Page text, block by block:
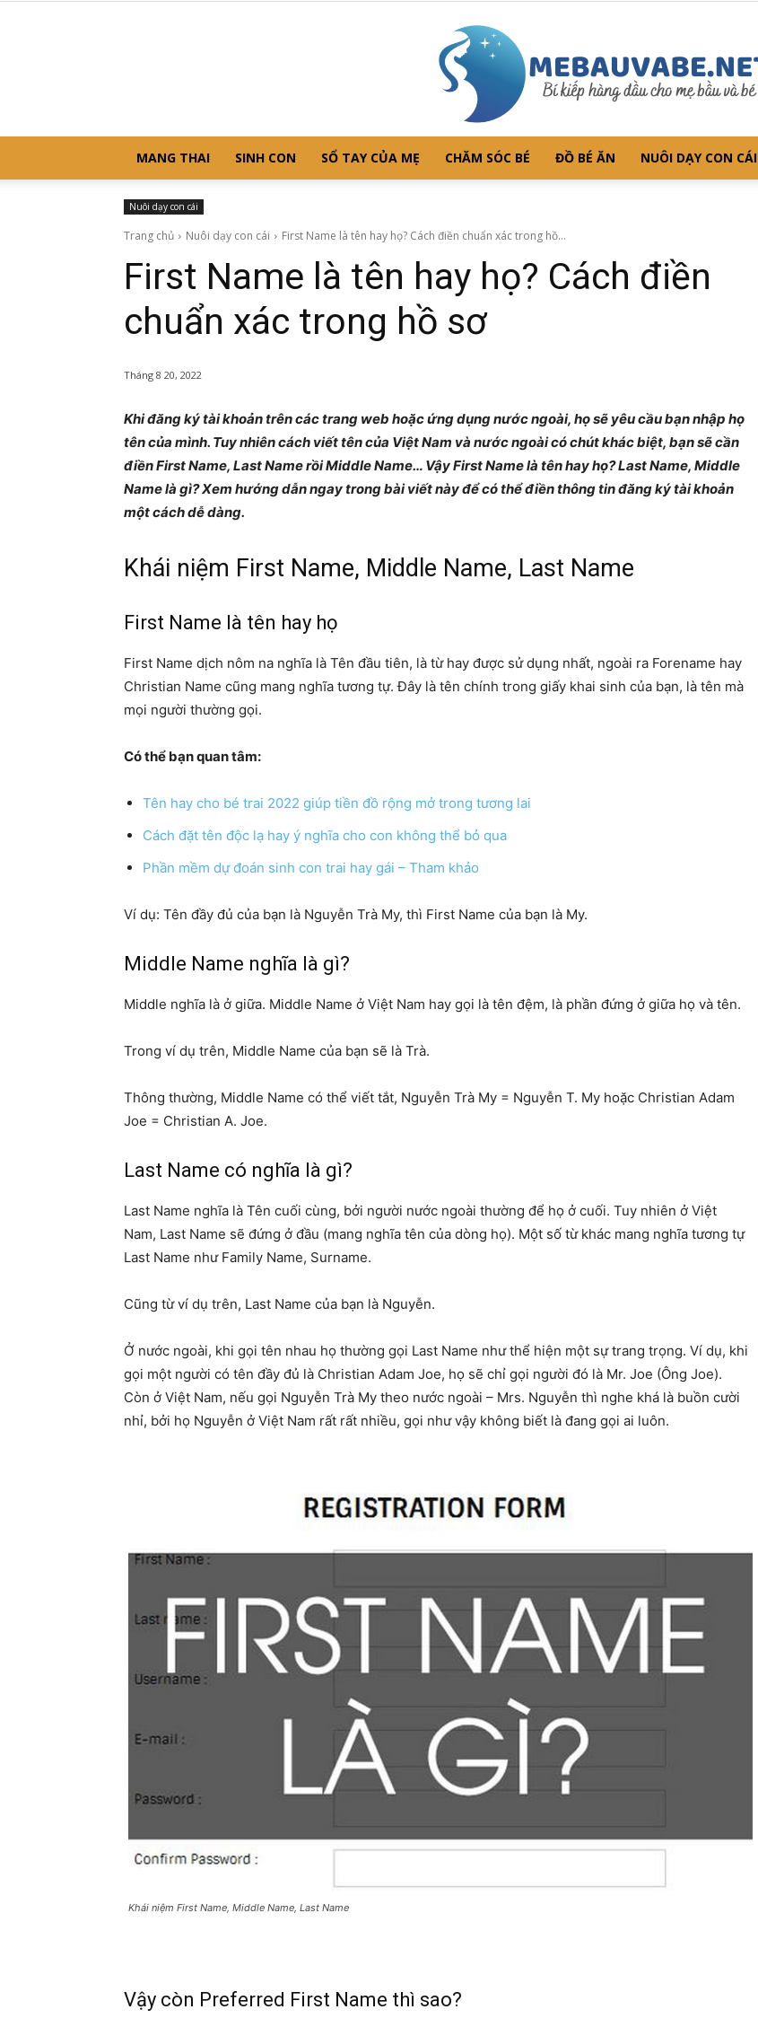
Chia
bí
đầu
mẹ
và
MANG THAI SINH CON SỔ TAY CỦA MẸ CHĂM SÓC BÉ ĐỒ BÉ ĂN NUÔI DẠY CON CÁI
Nuôi dạy con cái
Trang chủ Nuôi dạy con cái First Name là tên hay họ? Cách điền chuẩn xác trong hồ...
First Name là tên hay họ? Cách điền
chuẩn xác trong hồ sơ
Tháng 8 20, 2022
Khi đăng ký tài khoản trên các trang web hoặc ứng dụng nước ngoài, họ sẽ yêu cầu bạn nhập họ
tên của mình. Tuy nhiên cách viết tên của Việt Nam và nước ngoài có chút khác biệt, bạn sẽ cần
điền First Name, Last Name rồi Middle Name… Vậy First Name là tên hay họ? Last Name, Middle
Name là gì? Xem hướng dẫn ngay trong bài viết này để có thể điền thông tin đăng ký tài khoản
một cách dễ dàng.
Khái niệm First Name, Middle Name, Last Name
First Name là tên hay họ
First Name dịch nôm na nghĩa là Tên đầu tiên, là từ hay được sử dụng nhất, ngoài ra Forename hay
Christian Name cũng mang nghĩa tương tự. Đây là tên chính trong giấy khai sinh của bạn, là tên mà
mọi người thường gọi.
Có thể bạn quan tâm:
Tên hay cho bé trai 2022 giúp tiền đồ rộng mở trong tương lai
Cách đặt tên độc lạ hay ý nghĩa cho con không thể bỏ qua
Phần mềm dự đoán sinh con trai hay gái – Tham khảo
Ví dụ: Tên đầy đủ của bạn là Nguyễn Trà My, thì First Name của bạn là My.
Middle Name nghĩa là gì?
Middle nghĩa là ở giữa. Middle Name ở Việt Nam hay gọi là tên đệm, là phần đứng ở giữa họ và tên.
Trong ví dụ trên, Middle Name của bạn sẽ là Trà.
Thông thường, Middle Name có thể viết tắt, Nguyễn Trà My = Nguyễn T. My hoặc Christian Adam
Joe = Christian A. Joe.
Last Name có nghĩa là gì?
Last Name nghĩa là Tên cuối cùng, bởi người nước ngoài thường để họ ở cuối. Tuy nhiên ở Việt
Nam, Last Name sẽ đứng ở đầu (mang nghĩa tên của dòng họ). Một số từ khác mang nghĩa tương tự
Last Name như Family Name, Surname.
Cũng từ ví dụ trên, Last Name của bạn là Nguyễn.
Ở nước ngoài, khi gọi tên nhau họ thường gọi Last Name như thể hiện một sự trang trọng. Ví dụ, khi
gọi một người có tên đầy đủ là Christian Adam Joe, họ sẽ chỉ gọi người đó là Mr. Joe (Ông Joe).
Còn ở Việt Nam, nếu gọi Nguyễn Trà My theo nước ngoài – Mrs. Nguyễn thì nghe khá là buồn cười
nhỉ, bởi họ Nguyễn ở Việt Nam rất rất nhiều, gọi như vậy không biết là đang gọi ai luôn.
Khái niệm First Name, Middle Name, Last Name
Vậy còn Preferred First Name thì sao?